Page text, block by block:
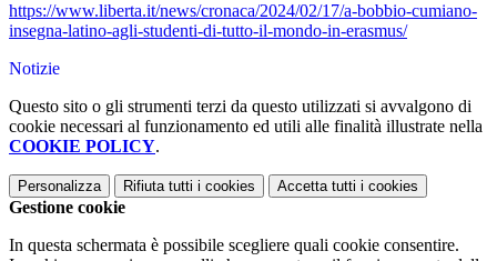
https://www.liberta.it/news/cronaca/2024/02/17/a-bobbio-cumiano-
insegna-latino-agli-studenti-di-tutto-il-mondo-in-erasmus/
Notizie
Questo sito o gli strumenti terzi da questo utilizzati si avvalgono di
cookie necessari al funzionamento ed utili alle finalità illustrate nella
COOKIE POLICY.
Personalizza Rifiuta tutti i cookies Accetta tutti i cookies
Gestione cookie
In questa schermata è possibile scegliere quali cookie consentire.